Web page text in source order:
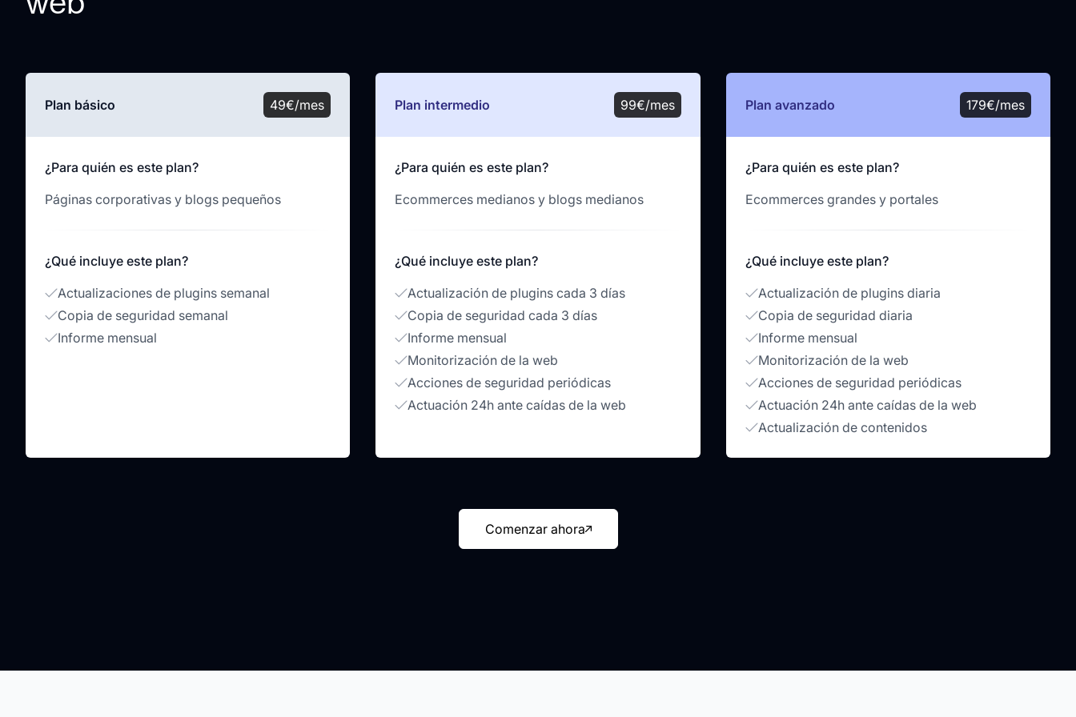
Plan básico 49€/mes
¿Para quién es este plan?
Páginas corporativas y blogs pequeños
¿Qué incluye este plan?
Actualizaciones de plugins semanal
Copia de seguridad semanal
Informe mensual
Plan intermedio 99€/mes
¿Para quién es este plan?
Ecommerces medianos y blogs medianos
¿Qué incluye este plan?
Actualización de plugins cada 3 días
Copia de seguridad cada 3 días
Informe mensual
Monitorización de la web
Acciones de seguridad periódicas
Actuación 24h ante caídas de la web
Plan avanzado 179€/mes
¿Para quién es este plan?
Ecommerces grandes y portales
¿Qué incluye este plan?
Actualización de plugins diaria
Copia de seguridad diaria
Informe mensual
Monitorización de la web
Acciones de seguridad periódicas
Actuación 24h ante caídas de la web
Actualización de contenidos
Comenzar ahora